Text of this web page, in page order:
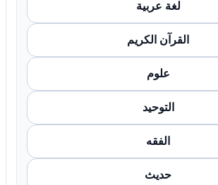
لغة عربية
القرآن الكريم
علوم
التوحيد
الفقه
حديث